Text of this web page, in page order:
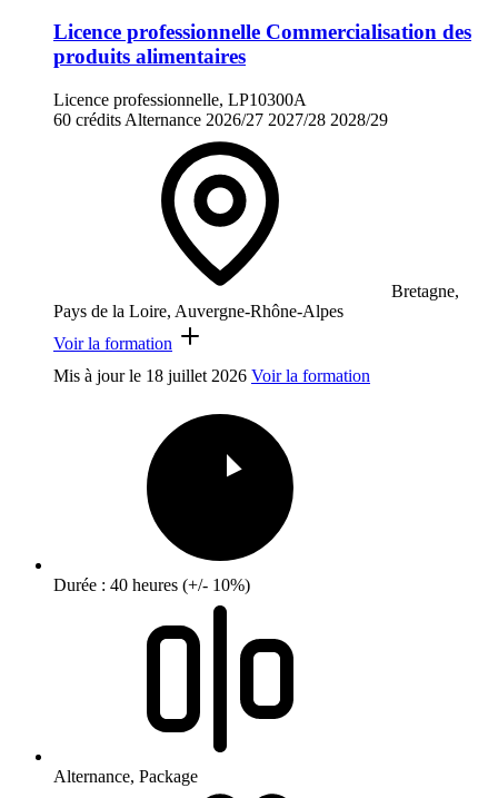
Licence professionnelle Commercialisation des
produits alimentaires
Licence professionnelle, LP10300A
60 crédits Alternance 2026/27 2027/28 2028/29
Bretagne,
Pays de la Loire, Auvergne-Rhône-Alpes
Voir la formation
Mis à jour le 18 juillet 2026 Voir la formation
Durée : 40 heures (+/- 10%)
Alternance, Package